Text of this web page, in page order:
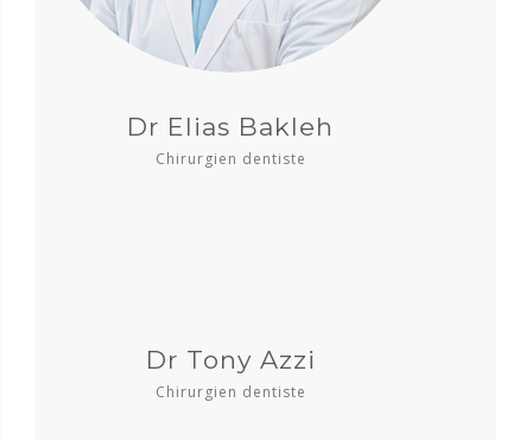
Dr Elias Bakleh
Chirurgien dentiste
Dr Tony Azzi
Chirurgien dentiste